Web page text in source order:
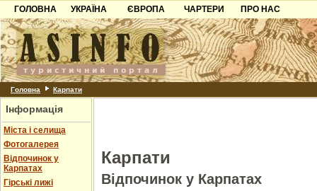
ГОЛОВНА
УКРАЇНА
Карпати
Азов
Причорноморря
Шацьк
ЄВРОПА
Чорногорія
Хорватія
Болгарія
ЧАРТЕРИ
ПРО НАС
Контакти
Партнерам
Додати готель
Головна Карпати
Інформація
Міста і селища
Фотогалерея
Відпочинок у
Карпатах
Гірські лижі
Карпати
Відпочинок у Карпатах